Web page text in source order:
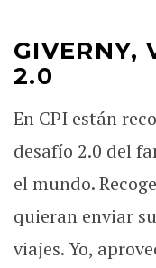
GIVERNY,
2.0
En CPI están
desafío 2.0 del
el mundo.
quieran enviar
viajes. Yo,